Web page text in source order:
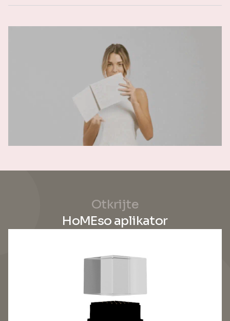
Otkrijte
HoMEso aplikator